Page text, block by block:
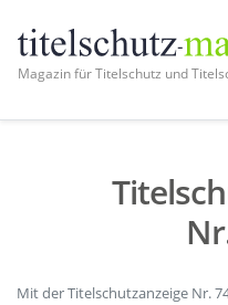
Magazin für Titelschutz und
Mit der Titelschutzanzeige Nr.